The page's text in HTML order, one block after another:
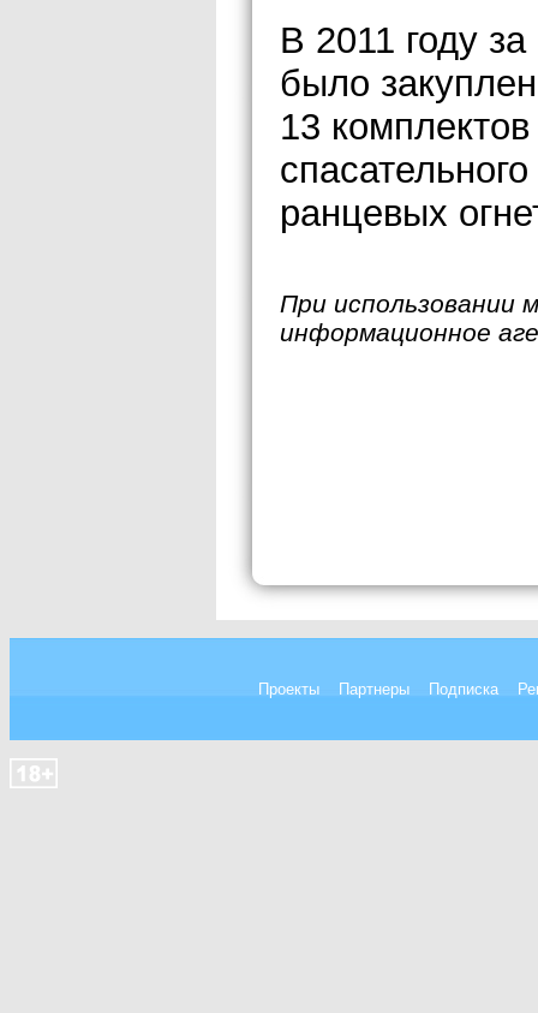
В 2011 году
было
13
ранцевых
При использовании
информационное
Проекты Партнеры Подписка